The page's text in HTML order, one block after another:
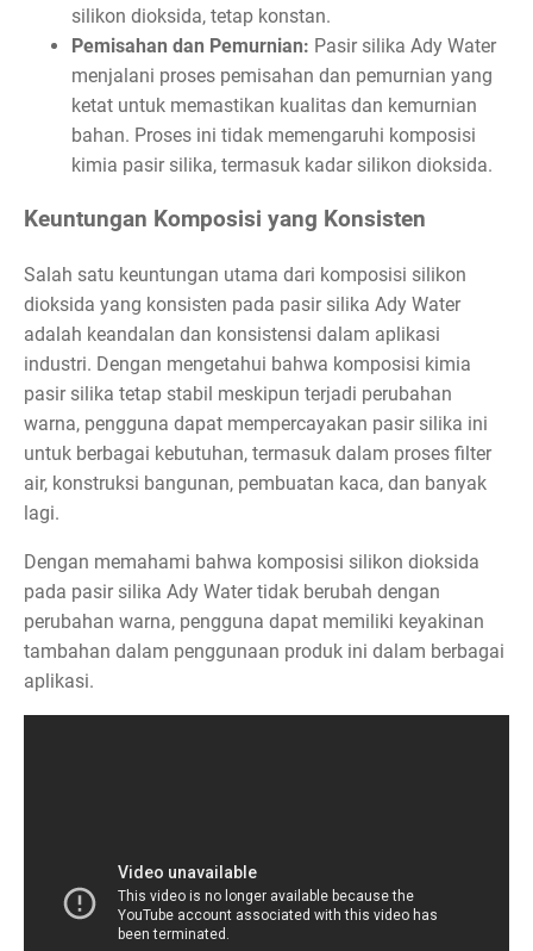
silikon dioksida, tetap konstan.
Pemisahan dan Pemurnian: Pasir silika Ady Water
menjalani proses pemisahan dan pemurnian yang
ketat untuk memastikan kualitas dan kemurnian
bahan. Proses ini tidak memengaruhi komposisi
kimia pasir silika, termasuk kadar silikon dioksida.
Keuntungan Komposisi yang Konsisten
Salah satu keuntungan utama dari komposisi silikon
dioksida yang konsisten pada pasir silika Ady Water
adalah keandalan dan konsistensi dalam aplikasi
industri. Dengan mengetahui bahwa komposisi kimia
pasir silika tetap stabil meskipun terjadi perubahan
warna, pengguna dapat mempercayakan pasir silika ini
untuk berbagai kebutuhan, termasuk dalam proses filter
air, konstruksi bangunan, pembuatan kaca, dan banyak
lagi.
Dengan memahami bahwa komposisi silikon dioksida
pada pasir silika Ady Water tidak berubah dengan
perubahan warna, pengguna dapat memiliki keyakinan
tambahan dalam penggunaan produk ini dalam berbagai
aplikasi.